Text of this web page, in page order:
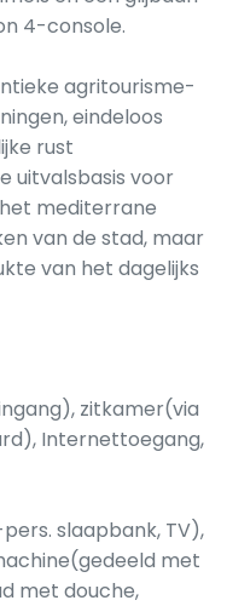
4-console.
agritourisme-
eindeloos
rust
uitvalsbasis voor
mediterrane
van de stad, maar
van het dagelijks
zitkamer(via
Internettoegang,
slaapbank, TV),
met
met douche,